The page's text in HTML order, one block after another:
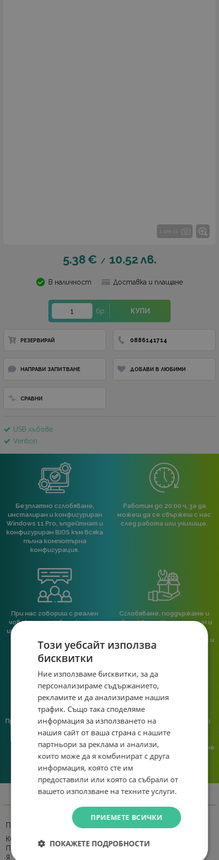
1 от 11
5.38€ / 10.52лв.
В наличност Доставка и плащане
бр. КУПИ
РЕЗЕРВИРАЙ 0886141714
НАПРАВИ ЗАПИТВАНЕ ДОБАВИ В ЛЮБИМИ
СРАВНИ
USB хъбове
Vention
Безплатно сглобяване,
инсталиран и конфигуриран
Windows 11 Pro, ъпдейтнат и
конфигуриран BIOS към всяка
пълна компютърна
конфигурация.
Работим до 20:00 ч, за да
можеш да се свържеш с нас
след работа или училище.
При нас говориш с реален
човек, не с чатбот, когато
имаш нужда от консултация
или справяне с проблем.
Сглобяваме, поддържаме и
обслужваме. Като магазин и
гарантираме бърза реакция и
познаване на твоята
Предлагаме различни методи
на плащане, включително
криптовалута.
Ние сме малък екип и точно
затова поемаме лична
поръчка. Ако има проблем – не
го прехвърляме, а го
Информация
ПРОИЗВОДИТЕЛ
Vention
КОД НА
ПРОИЗВОДИТЕЛ
Я
CKOHB
Този уебсайт използва
бисквитки
Ние използваме бисквитки, за да
персонализираме съдържанието,
рекламите и да анализираме нашия
трафик. Също така споделяме
информация за използването на
нашия сайт от ваша страна с нашите
партньори за реклама и анализи,
които може да я комбинират с друга
информация, която сте им
предоставили или която са събрали от
вашето използване на техните услуги.
ПРИЕМЕТЕ ВСИЧКИ
ПОКАЖЕТЕ ПОДРОБНОСТИ